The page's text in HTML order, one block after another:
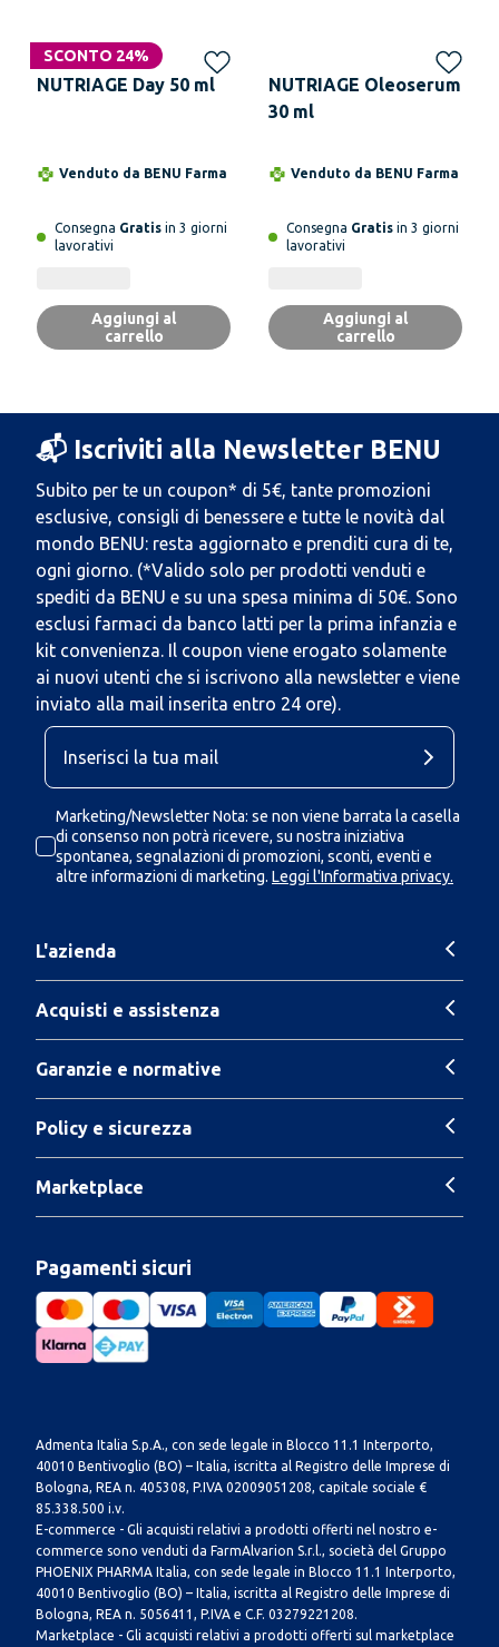
SCONTO 24%
NUTRIAGE Day 50 ml
Venduto da BENU Farma
Consegna Gratis in 3 giorni
lavorativi
Aggiungi al
carrello
NUTRIAGE Oleoserum
30 ml
Venduto da BENU Farma
Consegna Gratis in 3 giorni
lavorativi
Aggiungi al
carrello
📬 Iscriviti alla Newsletter BENU
Subito per te un coupon* di 5€, tante promozioni
esclusive, consigli di benessere e tutte le novità dal
mondo BENU: resta aggiornato e prenditi cura di te,
ogni giorno. (*Valido solo per prodotti venduti e
spediti da BENU e su una spesa minima di 50€. Sono
esclusi farmaci da banco latti per la prima infanzia e
kit convenienza. Il coupon viene erogato solamente
ai nuovi utenti che si iscrivono alla newsletter e viene
inviato alla mail inserita entro 24 ore).
Marketing/Newsletter Nota: se non viene barrata la casella
di consenso non potrà ricevere, su nostra iniziativa
spontanea, segnalazioni di promozioni, sconti, eventi e
altre informazioni di marketing. Leggi l'Informativa privacy.
L'azienda
Acquisti e assistenza
Garanzie e normative
Policy e sicurezza
Marketplace
Pagamenti sicuri
Admenta Italia S.p.A., con sede legale in Blocco 11.1 Interporto,
40010 Bentivoglio (BO) – Italia, iscritta al Registro delle Imprese di
Bologna, REA n. 405308, P.IVA 02009051208, capitale sociale €
85.338.500 i.v.
E-commerce - Gli acquisti relativi a prodotti offerti nel nostro e-
commerce sono venduti da FarmAlvarion S.r.l., società del Gruppo
PHOENIX PHARMA Italia, con sede legale in Blocco 11.1 Interporto,
40010 Bentivoglio (BO) – Italia, iscritta al Registro delle Imprese di
Bologna, REA n. 5056411, P.IVA e C.F. 03279221208.
Marketplace - Gli acquisti relativi a prodotti offerti sul marketplace